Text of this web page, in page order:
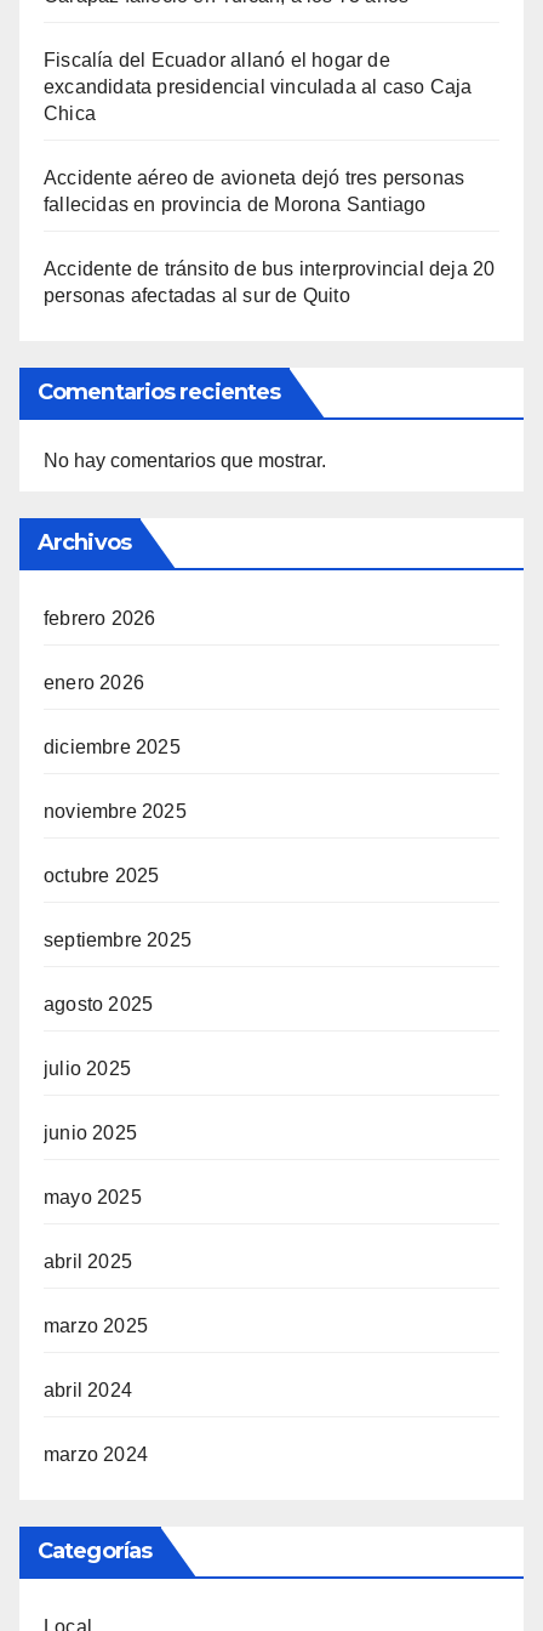
Fiscalía del Ecuador allanó el hogar de
excandidata presidencial vinculada al caso Caja
Chica
Accidente aéreo de avioneta dejó tres personas
fallecidas en provincia de Morona Santiago
Accidente de tránsito de bus interprovincial deja 20
personas afectadas al sur de Quito
Comentarios recientes
No hay comentarios que mostrar.
Archivos
febrero 2026
enero 2026
diciembre 2025
noviembre 2025
octubre 2025
septiembre 2025
agosto 2025
julio 2025
junio 2025
mayo 2025
abril 2025
marzo 2025
abril 2024
marzo 2024
Categorías